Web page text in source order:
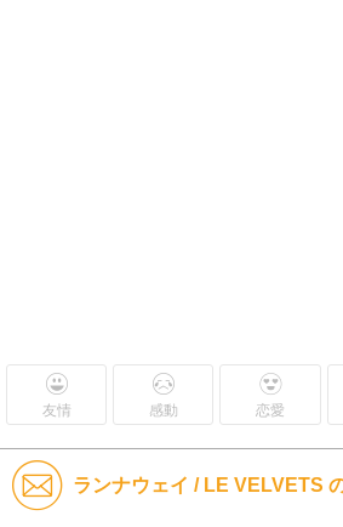
友情 感動 恋愛
ランナウェイ / LE VELVETS